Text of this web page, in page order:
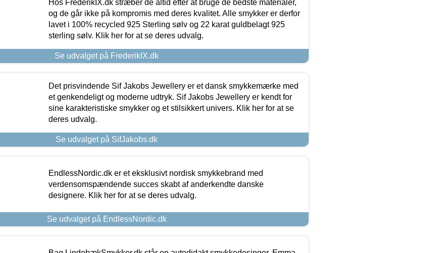
Hos FrederikIX.dk stræber de altid efter at bruge de bedste materialer,
og de går ikke på kompromis med deres kvalitet. Alle smykker er derfor
lavet i 100% recycled 925 Sterling sølv og 22 karat guldbelagt 925
sterling sølv. Klik her for at se deres udvalg.
Se udvalget på FrederikIX.dk
Det prisvindende Sif Jakobs Jewellery er et dansk smykkemærke med
et genkendeligt og moderne udtryk. Sif Jakobs Jewellery er kendt for
sine karakteristiske smykker og et stilsikkert univers. Klik her for at se
deres udvalg.
Se udvalget på SifJakobs.dk
EndlessNordic.dk er et eksklusivt nordisk smykkebrand med
verdensomspændende succes skabt af anderkendte danske
designere. Klik her for at se deres udvalg.
Se udvalget på EndlessNordic.dk